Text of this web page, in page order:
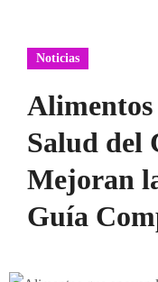
Noticias
Salud del
Mejoran
Guía